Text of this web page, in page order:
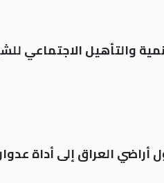
والتأهيل الاجتماعي
العراق إلى أداة